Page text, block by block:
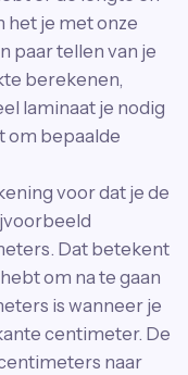
het je met onze
paar tellen van je
berekenen,
laminaat je nodig
om bepaalde
voor dat je de
Dat betekent
om na te gaan
is wanneer je
centimeter. De
naar